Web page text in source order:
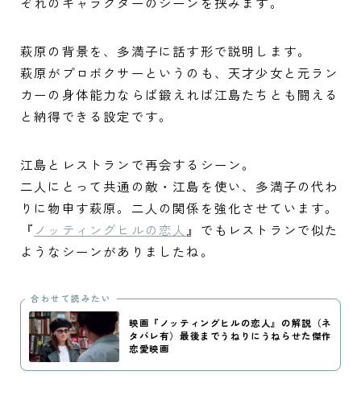
萩原の背景を、多満子に話す形で説明します。
萩原がプロボクサーというのも、天才少女と元ラン
カーの身体能力ならば鍛えれば江島たちとも闘える
と納得できる設定です。
江島とレストランで再会するシーン。
二人にとって共通の敵・江島を使い、多満子の代わ
りに物申す萩原。二人の関係を強化させています。
『 ノッティングヒルの恋人 』でもレストランで似た
ようなシーンがありましたね。
合わせて読みたい
映画『ノッティングヒルの恋人』の解説（ネ
タバレ有）最後までうねりにうねらせた傑作
恋愛映画